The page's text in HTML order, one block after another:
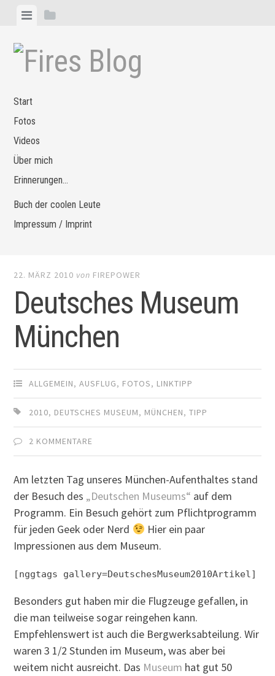
Zum
springen
MenüSeitenleiste
Start
Fotos
Videos
Über mich
Erinnerungen…
Buch der coolen Leute
Impressum / Imprint
22. MÄRZ 2010 von FIREPOWER
Deutsches Museum
München
ALLGEMEIN,AUSFLUG, FOTOS, LINKTIPP
2010, DEUTSCHES MUSEUM, MÜNCHEN,TIPP
2 KOMMENTARE
Am letzten Tag unseres München-Aufenthaltes stand
der Besuch des „Deutschen Museums“ auf dem
Programm. Ein Besuch gehört zum Pflichtprogramm
für jeden Geek oder Nerd
Hier ein paar
Impressionen aus dem Museum.
[nggtags gallery=DeutschesMuseum2010Artikel]
Besonders gut haben mir die Flugzeuge gefallen, in
die man teilweise sogar reingehen kann.
Empfehlenswert ist auch die Bergwerksabteilung. Wir
waren 3 1/2 Stunden im Museum, was aber bei
weitem nicht ausreicht. Das Museum hat gut 50